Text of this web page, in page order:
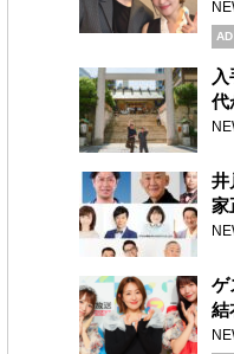
AD
代
ま
井
家
場
ゲ
結
録